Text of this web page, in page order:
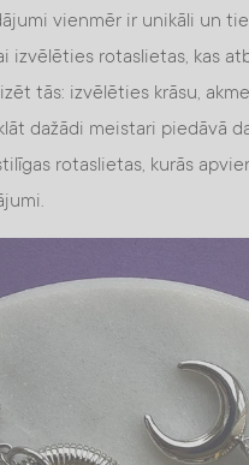
vienmēr ir unikāli un
izvēlēties rotaslietas, kas
tās: izvēlēties krāsu,
dažādi meistari piedāvā
rotaslietas, kurās